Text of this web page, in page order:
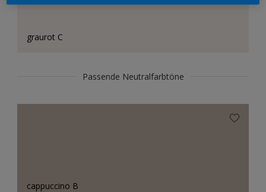
graurot C
Passende Neutralfarbtöne
cappuccino B